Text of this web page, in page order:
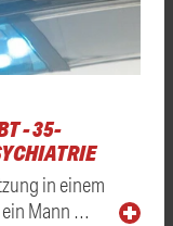
- 35-
in einem
Mann …